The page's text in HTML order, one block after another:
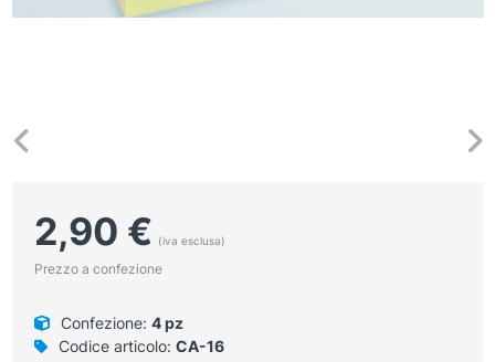
2,90 € (iva esclusa)
Prezzo a confezione
Confezione: 4 pz
Codice articolo: CA-16